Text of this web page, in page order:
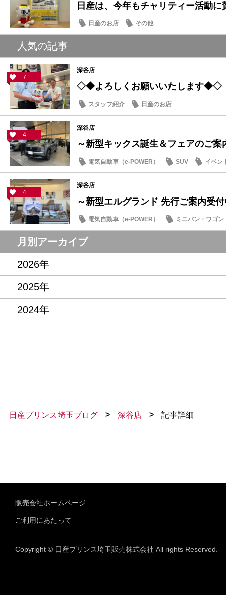
日産は、今年もチャリティー活動に
日産のお店 その他
人気の記事
7
深谷店
◇◆よろしくお願いいたします◆◇
スタッフ紹介 日産のお店
4
深谷店
～新型キックス誕生＆フェアのご案
電気自動車（e-POWER） SUV
イベン
日産のお店
4
深谷店
～新型エルグランド 先行ご案内受
電気自動車（e-POWER） ミニバン・ワゴン
月別アーカイブ
2026年
2025年
2024年
日産プリンス埼玉ブログ > 深谷店 > 記事詳細
販売会社ホームページ
ご利用にあたって
Copyright © 日産プリンス埼玉販売株式会社 All rights Reserved.